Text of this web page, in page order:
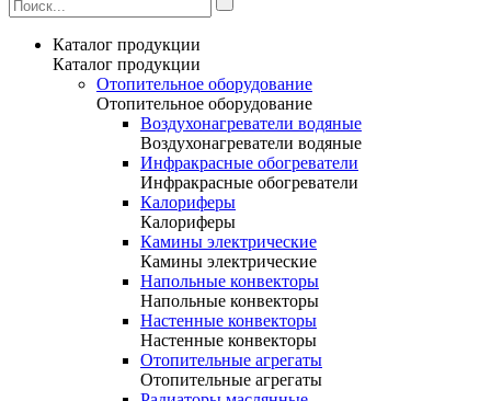
Каталог продукции
Каталог продукции
Отопительное оборудование
Отопительное оборудование
Воздухонагреватели водяные
Воздухонагреватели водяные
Инфракрасные обогреватели
Инфракрасные обогреватели
Калориферы
Калориферы
Камины электрические
Камины электрические
Напольные конвекторы
Напольные конвекторы
Настенные конвекторы
Настенные конвекторы
Отопительные агрегаты
Отопительные агрегаты